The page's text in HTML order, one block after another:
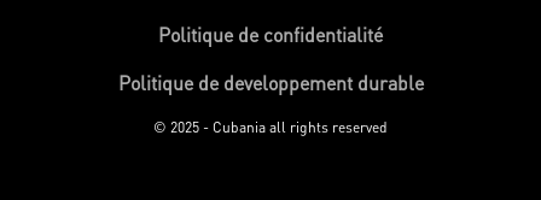
Politique de confidentialité
Politique de developpement durable
© 2025 - Cubania all rights reserved